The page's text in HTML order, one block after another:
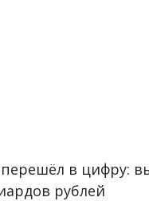
в цифру:
рублей